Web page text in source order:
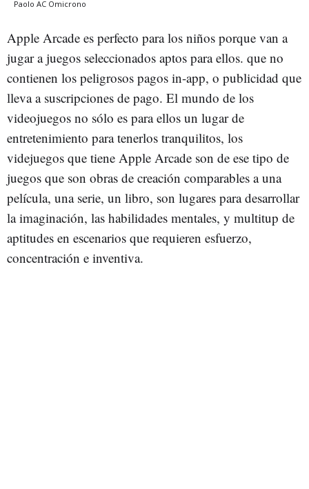
Paolo AC Omicrono
Apple Arcade es perfecto para los niños porque van a
jugar a juegos seleccionados aptos para ellos. que no
contienen los peligrosos pagos in-app, o publicidad que
lleva a suscripciones de pago. El mundo de los
videojuegos no sólo es para ellos un lugar de
entretenimiento para tenerlos tranquilitos, los
videjuegos que tiene Apple Arcade son de ese tipo de
juegos que son obras de creación comparables a una
película, una serie, un libro, son lugares para desarrollar
la imaginación, las habilidades mentales, y multitup de
aptitudes en escenarios que requieren esfuerzo,
concentración e inventiva.